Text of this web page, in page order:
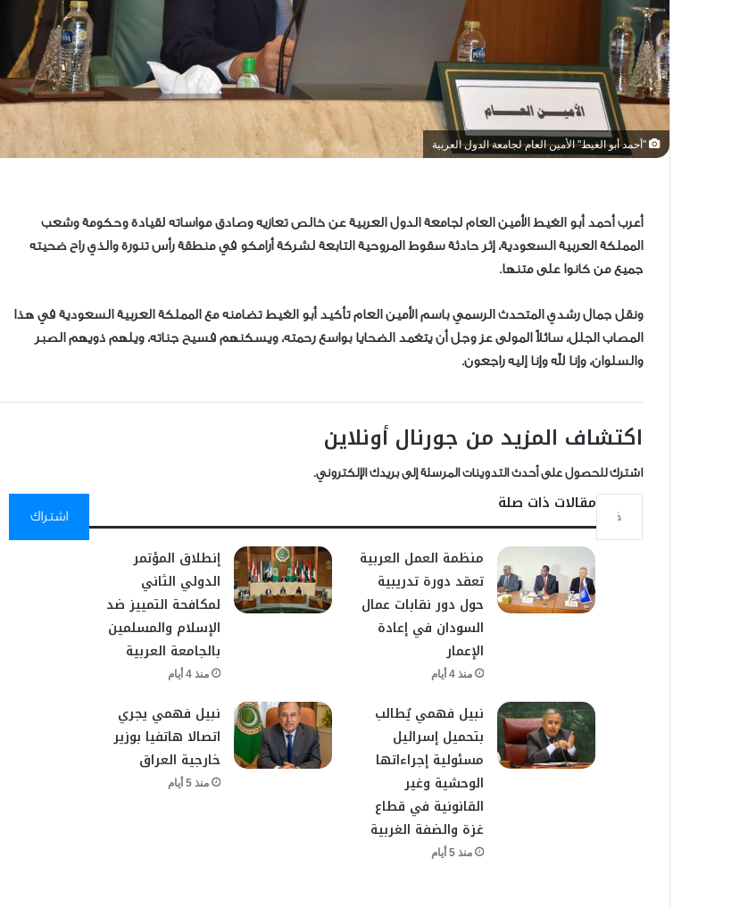
"أحمد أبو الغيط" الأمين العام لجامعة الدول العربية
أعرب أحمد أبو الغيط الأمين العام لجامعة الدول العربية عن خالص تعازيه وصادق مواساته لقيادة وحكومة وشعب
المملكة العربية السعودية، إثر حادثة سقوط المروحية التابعة لشركة أرامكو في منطقة رأس تنورة والذي راح ضحيته
جميع من كانوا على متنها.
ونقل جمال رشدي المتحدث الرسمي باسم الأمين العام تأكيد أبو الغيط تضامنه مع المملكة العربية السعودية في هذا
المصاب الجلل، سائلاً المولى عز وجل أن يتغمد الضحايا بواسع رحمته، ويسكنهم فسيح جناته، ويلهم ذويهم الصبر
والسلوان، وإنا لله وإنا إليه راجعون.
اكتشاف المزيد من جورنال أونلاين
اشترك للحصول على أحدث التدوينات المرسلة إلى بريدك الإلكتروني.
كتابة بريدك الإلكتروني...مقالات ذات صلة
منظمة العمل العربية
تعقد دورة تدريبية
حول دور نقابات عمال
السودان في إعادة
الإعمار
منذ 4 أيام
إنطلاق المؤتمر
الدولي الثاني
لمكافحة التمييز ضد
الإسلام والمسلمين
بالجامعة العربية
منذ 4 أيام
نبيل فهمي يُطالب
بتحميل إسرائيل
مسئولية إجراءاتها
الوحشية وغير
القانونية في قطاع
غزة والضفة الغربية
منذ 5 أيام
نبيل فهمي يجري
اتصالا هاتفيا بوزير
خارجية العراق
منذ 5 أيام
اشتراك